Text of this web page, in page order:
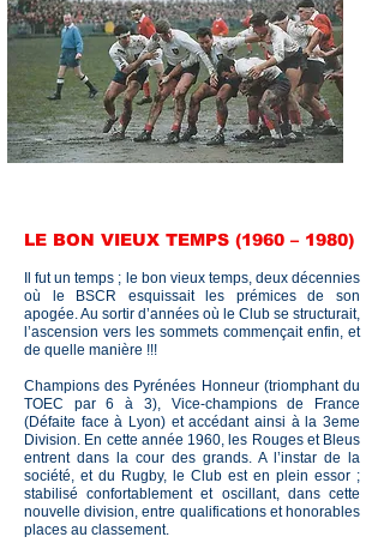
LE BON VIEUX TEMPS (1960 – 1980)
Il fut un temps ; le bon vieux temps, deux décennies
où le BSCR esquissait les prémices de son
apogée. Au sortir d’années où le Club se structurait,
l’ascension vers les sommets commençait enfin, et
de quelle manière !!!
Champions des Pyrénées Honneur (triomphant du
TOEC par 6 à 3), Vice-champions de France
(Défaite face à Lyon) et accédant ainsi à la 3eme
Division. En cette année 1960, les Rouges et Bleus
entrent dans la cour des grands. A l’instar de la
société, et du Rugby, le Club est en plein essor ;
stabilisé confortablement et oscillant, dans cette
nouvelle division, entre qualifications et honorables
places au classement.